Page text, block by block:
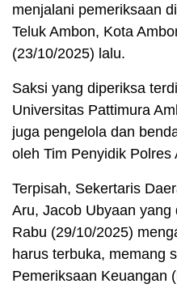
menjalani pemeriksaan
Teluk Ambon, Kota
(23/10/2025) lalu.
Saksi yang diperiksa
Universitas Pattimura
juga pengelola dan
oleh Tim Penyidik Polres
Terpisah, Sekertaris
Aru, Jacob Ubyaan
Rabu (29/10/2025)
harus terbuka, memang
Pemeriksaan Keuangan